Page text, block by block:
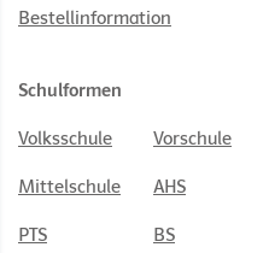
Bestellinformation
Schulformen
Volksschule Vorschule
Mittelschule AHS
PTS BS